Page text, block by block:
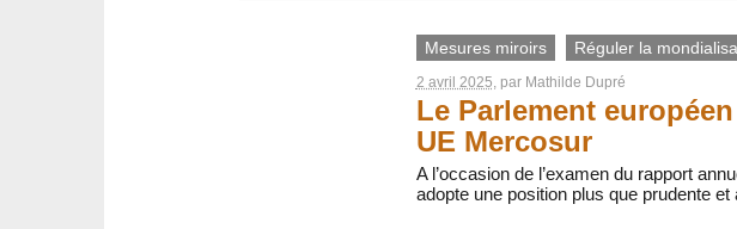
Mesures miroirs Réguler la
2 avril 2025, par Mathilde Dupré
Le Parlement
UE Mercosur
A l’occasion de l’examen du rapport
adopte une position plus que prudente